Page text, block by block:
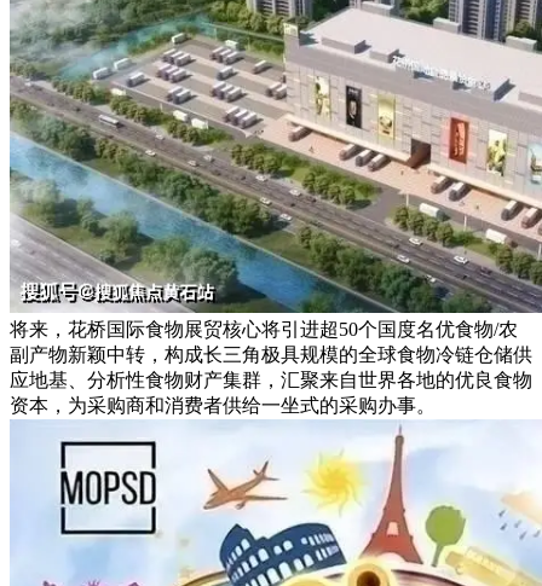
将来，花桥国际食物展贸核心将引进超50个国度名优食物/农
副产物新颖中转，构成长三角极具规模的全球食物冷链仓储供
应地基、分析性食物财产集群，汇聚来自世界各地的优良食物
资本，为采购商和消费者供给一坐式的采购办事。